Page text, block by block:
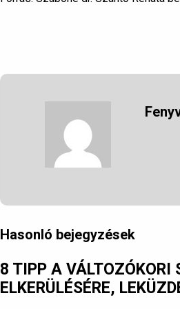
Hasonló bejegyzések
8 TIPP A VÁLTOZÓKORI
ELKERÜLÉSÉRE,